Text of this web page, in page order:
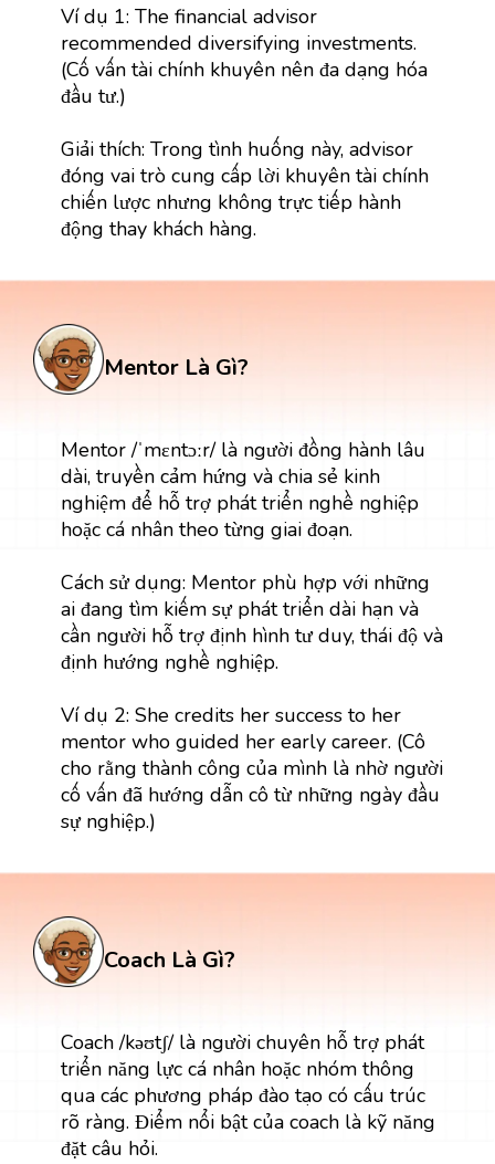
Ví dụ 1: The financial advisor
recommended diversifying investments.
(Cố vấn tài chính khuyên nên đa dạng hóa
đầu tư.)
Giải thích: Trong tình huống này, advisor
đóng vai trò cung cấp lời khuyên tài chính
chiến lược nhưng không trực tiếp hành
động thay khách hàng.
Mentor Là Gì?
Mentor /ˈmɛntɔːr/ là người đồng hành lâu
dài, truyền cảm hứng và chia sẻ kinh
nghiệm để hỗ trợ phát triển nghề nghiệp
hoặc cá nhân theo từng giai đoạn.
Cách sử dụng: Mentor phù hợp với những
ai đang tìm kiếm sự phát triển dài hạn và
cần người hỗ trợ định hình tư duy, thái độ và
định hướng nghề nghiệp.
Ví dụ 2: She credits her success to her
mentor who guided her early career. (Cô
cho rằng thành công của mình là nhờ người
cố vấn đã hướng dẫn cô từ những ngày đầu
sự nghiệp.)
Coach Là Gì?
Coach /kəʊtʃ/ là người chuyên hỗ trợ phát
triển năng lực cá nhân hoặc nhóm thông
qua các phương pháp đào tạo có cấu trúc
rõ ràng. Điểm nổi bật của coach là kỹ năng
đặt câu hỏi.